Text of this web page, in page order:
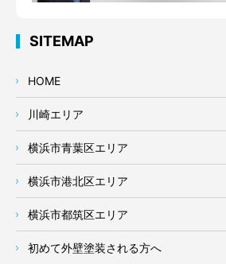
SITEMAP
HOME
川崎エリア
横浜市青葉区エリア
横浜市港北区エリア
横浜市都筑区エリア
初めて外壁塗装される方へ